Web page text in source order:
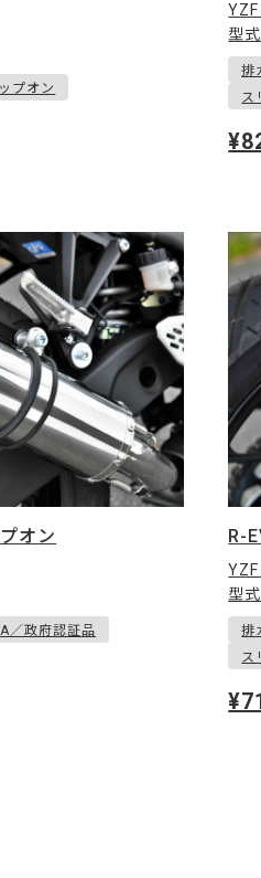
プオン
型式
排
ス
オン
／政府認証品
R-
型式
排
ス